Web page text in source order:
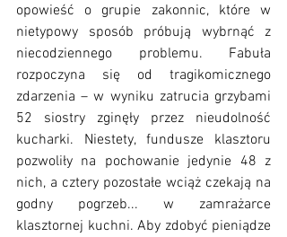
opowieść o grupie zakonnic, które w
nietypowy sposób próbują wybrnąć z
niecodziennego problemu. Fabuła
rozpoczyna się od tragikomicznego
zdarzenia – w wyniku zatrucia grzybami
52 siostry zginęły przez nieudolność
kucharki. Niestety, fundusze klasztoru
pozwoliły na pochowanie jedynie 48 z
nich, a cztery pozostałe wciąż czekają na
godny pogrzeb... w zamrażarce
klasztornej kuchni. Aby zdobyć pieniądze